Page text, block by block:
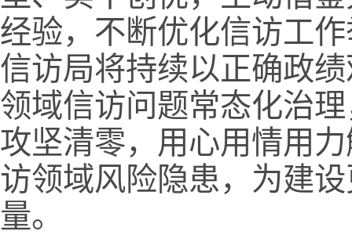
经验，不断优化信访工
信访局将持续以正确政
领域信访问题常态化治
攻坚清零，用心用情用
访领域风险隐患，为建
量。